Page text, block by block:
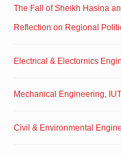
The Fall of Sheikh Hasina
Reflection on Regional
Electrical & Electornics
Mechanical Engineering, IUT
Civil & Environmental